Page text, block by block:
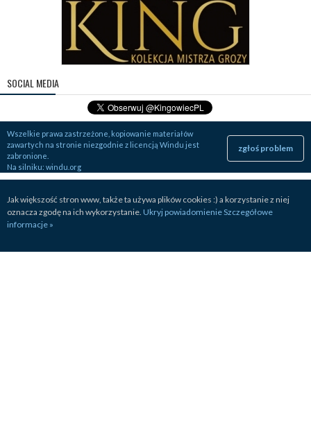
SOCIAL MEDIA
zgłoś problem
Wszelkie prawa zastrzeżone, kopiowanie materiałów
zawartych na stronie niezgodnie z licencją Windu jest
zabronione.
Na silniku: windu.org
Jak większość stron www, także ta używa plików cookies :) a korzystanie z niej
oznacza zgodę na ich wykorzystanie. Ukryj powiadomienieSzczegółowe
informacje »